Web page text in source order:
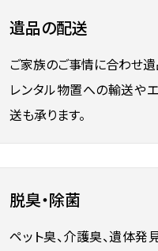
遺品の配送
ご家族のご事情に合わせ遺
レンタル物置への輸送や
送も承ります。
脱臭・除菌
ペット臭、介護臭、遺体